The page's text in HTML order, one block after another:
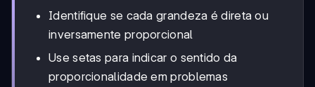
Identifique se cada grandeza é direta ou
inversamente proporcional
Use setas para indicar o sentido da
proporcionalidade em problemas